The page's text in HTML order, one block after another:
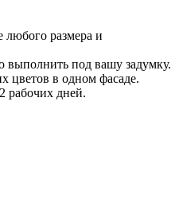
любого размера и
выполнить под вашу задумку.
цветов в одном фасаде.
рабочих дней.